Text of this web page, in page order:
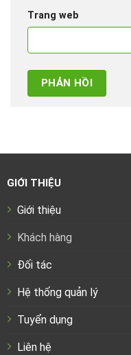
Trang web
GIỚI THIỆU
Giới thiệu
Khách hàng
Đối tác
Hệ thống quản lý
Tuyển dụng
Liên hệ